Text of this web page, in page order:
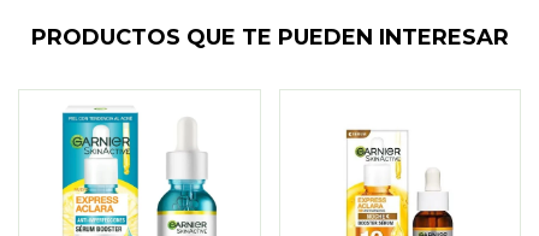
PRODUCTOS QUE TE PUEDEN INTERESAR